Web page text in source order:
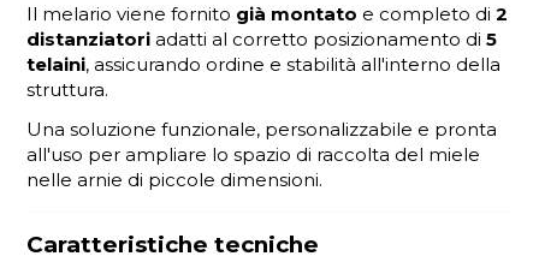
Il melario viene fornito già montato e completo di2
distanziatori adatti al corretto posizionamento di5
telaini, assicurando ordine e stabilità all'interno della
struttura.
Una soluzione funzionale, personalizzabile e pronta
all'uso per ampliare lo spazio di raccolta del miele
nelle arnie di piccole dimensioni.
Caratteristiche tecniche